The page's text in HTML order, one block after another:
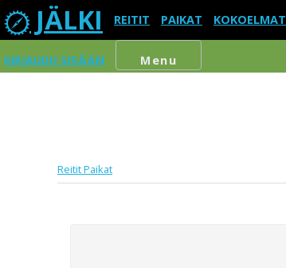
JÄLKI REITIT PAIKAT KOKOELMAT
KIRJAUDU SISÄÄN Menu
ReititPaikat